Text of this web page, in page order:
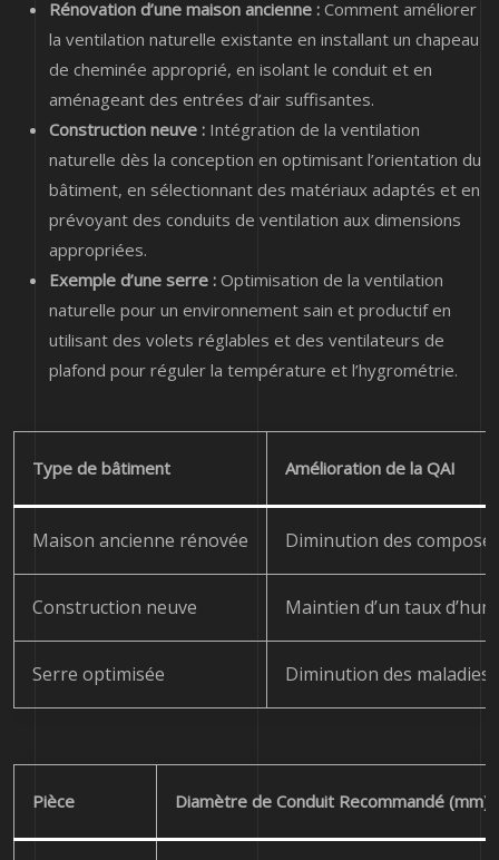
Rénovation d’une maison ancienne : Comment améliorer
la ventilation naturelle existante en installant un chapeau
de cheminée approprié, en isolant le conduit et en
aménageant des entrées d’air suffisantes.
Construction neuve : Intégration de la ventilation
naturelle dès la conception en optimisant l’orientation du
bâtiment, en sélectionnant des matériaux adaptés et en
prévoyant des conduits de ventilation aux dimensions
appropriées.
Exemple d’une serre : Optimisation de la ventilation
naturelle pour un environnement sain et productif en
utilisant des volets réglables et des ventilateurs de
plafond pour réguler la température et l’hygrométrie.
Type de bâtiment Amélioration de la QAI
Maison ancienne rénovée Diminution des
Construction neuve Maintien d’un taux
Serre optimisée Diminution des maladies
Pièce Diamètre de Conduit Recommandé (mm)